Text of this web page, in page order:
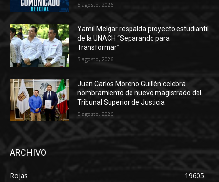
5 agosto, 2026
Yamil Melgar respalda proyecto estudiantil
de la UNACH “Separando para
Transformar”
5 agosto, 2026
Juan Carlos Moreno Guillén celebra
nombramiento de nuevo magistrado del
Tribunal Superior de Justicia
5 agosto, 2026
ARCHIVO
Rojas
19605